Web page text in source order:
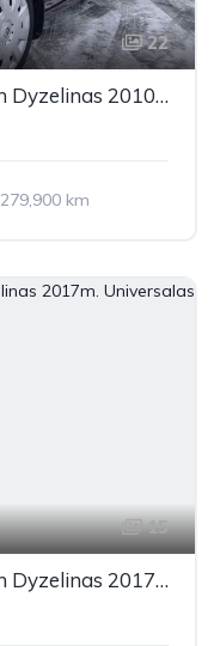
22
Skoda Superb nuo 114 €/ mėn Dyzelinas 2010m. Universalas Automatinė
279,900 km
15
Skoda Superb nuo 248 €/ mėn Dyzelinas 2017m. Universalas Automatinė